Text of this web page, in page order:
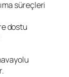
süreçleri
dostu